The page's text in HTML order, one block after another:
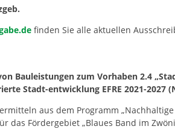
finden Sie alle aktuellen
Bauleistungen zum Vorhaben 2.4
Stadt-entwicklung EFRE 2021-2027
aus dem Programm
das Fördergebiet „Blaues Band im